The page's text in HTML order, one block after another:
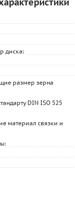
диска:
размер зерна
DIN ISO 525
материал связки и